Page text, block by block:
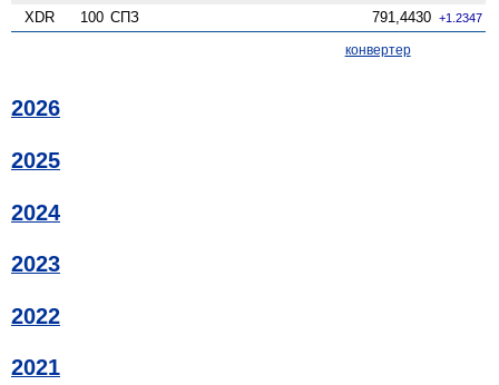
XDR 100 СПЗ 791,4430 +1.2347
конвертер
2026
2025
2024
2023
2022
2021